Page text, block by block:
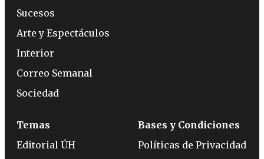
Sucesos
Arte y Espectáculos
Interior
Correo Semanal
Sociedad
Temas
Editorial ÚH
Bases y Condiciones
Políticas de Privacidad